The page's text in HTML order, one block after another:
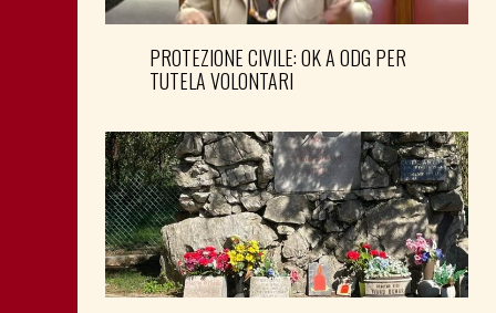
PROTEZIONE CIVILE: OK A ODG PER
TUTELA VOLONTARI